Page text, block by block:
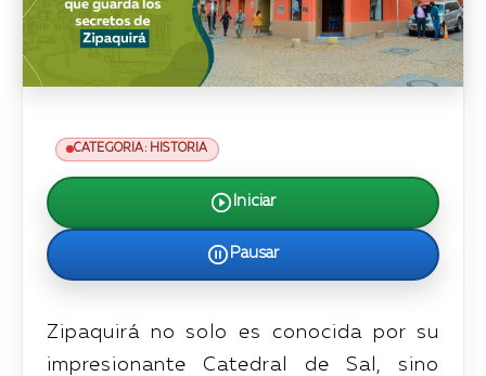
CATEGORIA: HISTORIA
Iniciar
Pausar
Zipaquirá no solo es conocida por su
impresionante Catedral de Sal, sino